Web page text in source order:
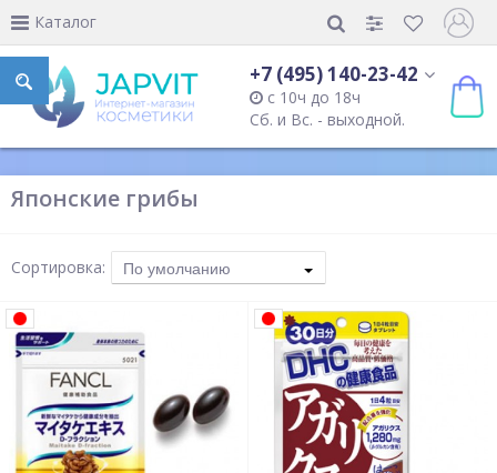
Каталог
+7 (495) 140-23-42
с 10ч до 18ч
Сб. и Вс. - выходной.
Японские грибы
Сортировка: По умолчанию